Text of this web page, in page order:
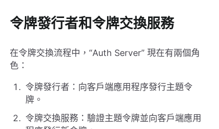
令牌發行者和令牌交換服務
在令牌交換流程中，“Auth Server” 現在有兩個角
色：
令牌發行者：向客戶端應用程序發行主題令
牌。
令牌交換服務：驗證主題令牌並向客戶端應用